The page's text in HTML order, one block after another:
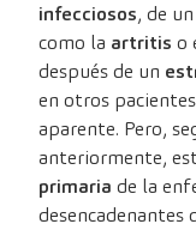
infecciosos, de un
como la artritis o
después de un
en otros
aparente. Pero,
anteriormente,
primaria de la
desencadenantes